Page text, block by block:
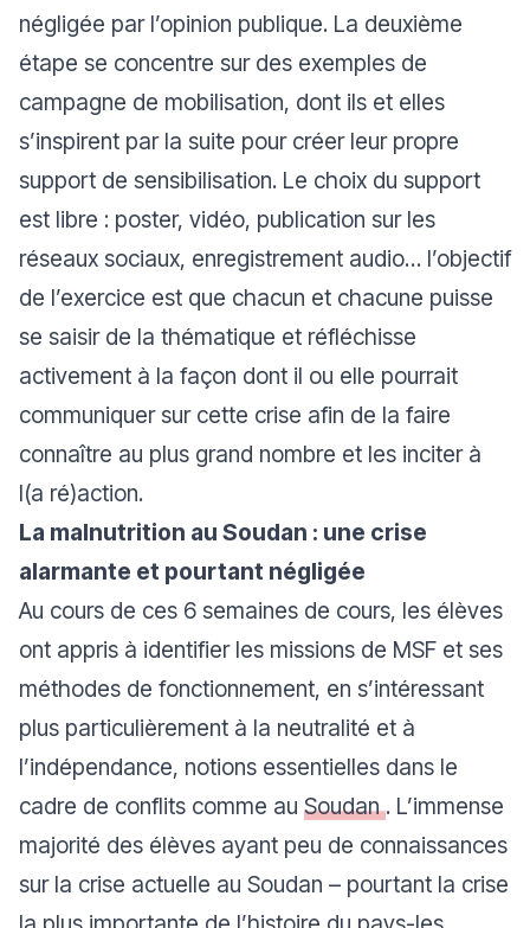
négligée par l’opinion publique. La deuxième
étape se concentre sur des exemples de
campagne de mobilisation, dont ils et elles
s’inspirent par la suite pour créer leur propre
support de sensibilisation. Le choix du support
est libre : poster, vidéo, publication sur les
réseaux sociaux, enregistrement audio… l’objectif
de l’exercice est que chacun et chacune puisse
se saisir de la thématique et réfléchisse
activement à la façon dont il ou elle pourrait
communiquer sur cette crise afin de la faire
connaître au plus grand nombre et les inciter à
l(a ré)action.
La malnutrition au Soudan : une crise
alarmante et pourtant négligée
Au cours de ces 6 semaines de cours, les élèves
ont appris à identifier les missions de MSF et ses
méthodes de fonctionnement, en s’intéressant
plus particulièrement à la neutralité et à
l’indépendance, notions essentielles dans le
cadre de conflits comme au Soudan . L’immense
majorité des élèves ayant peu de connaissances
sur la crise actuelle au Soudan – pourtant la crise